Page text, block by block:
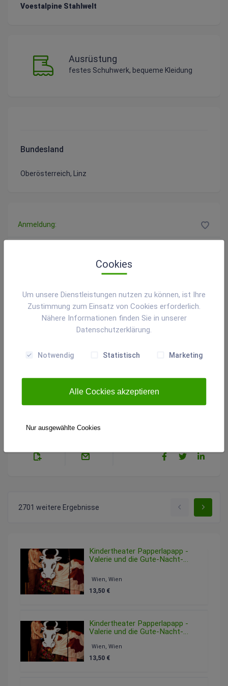
Voestalpine Stahlwelt
Ausrüstung
festes Schuhwerk, bequeme Kleidung
Bundesland
Oberösterreich, Linz
Anmeldung:
4020 Linz
+43/50304/15-8900
anmeldung.stahlwelt@voestalpine.com
https://www.voestalpine.com
2701 weitere Ergebnisse
Kindertheater Papperlapapp -
Valerie und die Gute-Nacht-
Wien, Wien
13,50 €
Kindertheater Papperlapapp -
Valerie und die Gute-Nacht-
Wien, Wien
13,50 €
Cookies
Um unsere Dienstleistungen nutzen zu können, ist Ihre
Zustimmung zum Einsatz von Cookies erforderlich.
Nähere Informationen finden Sie in unserer
Datenschutzerklärung.
Notwendig Statistisch Marketing
Alle Cockies akzeptieren
Nur ausgewählte Cookies